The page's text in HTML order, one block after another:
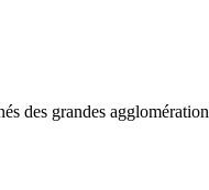
des grandes